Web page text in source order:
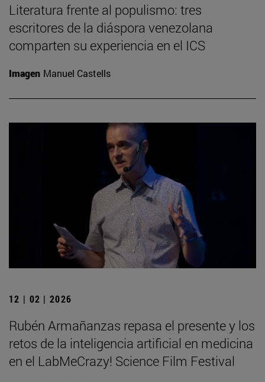
Literatura frente al populismo: tres
escritores de la diáspora venezolana
comparten su experiencia en el ICS
Imagen Manuel Castells
12 | 02 | 2026
Rubén Armañanzas repasa el presente y los
retos de la inteligencia artificial en medicina
en el LabMeCrazy! Science Film Festival